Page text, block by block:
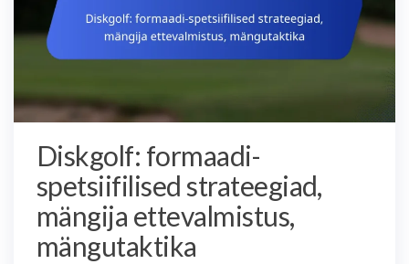
Diskgolf: formaadi-
spetsiifilised strateegiad,
mängija ettevalmistus,
mängutaktika